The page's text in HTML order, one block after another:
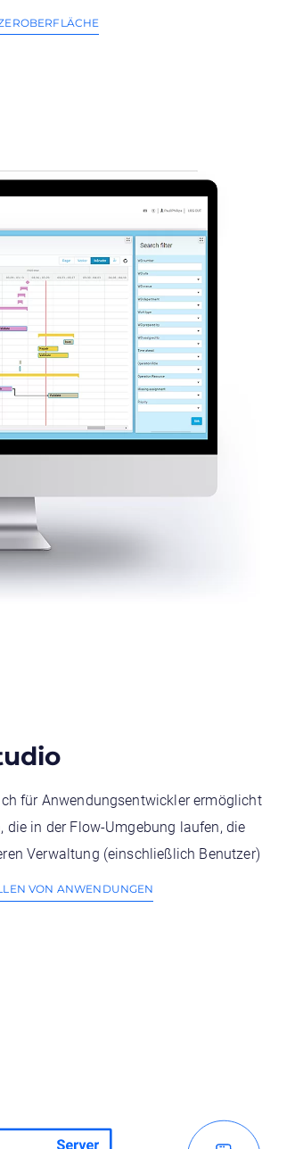
für Anwendungsentwickler ermöglicht
in der Flow-Umgebung laufen, die
Verwaltung (einschließlich Benutzer)
VON ANWENDUNGEN